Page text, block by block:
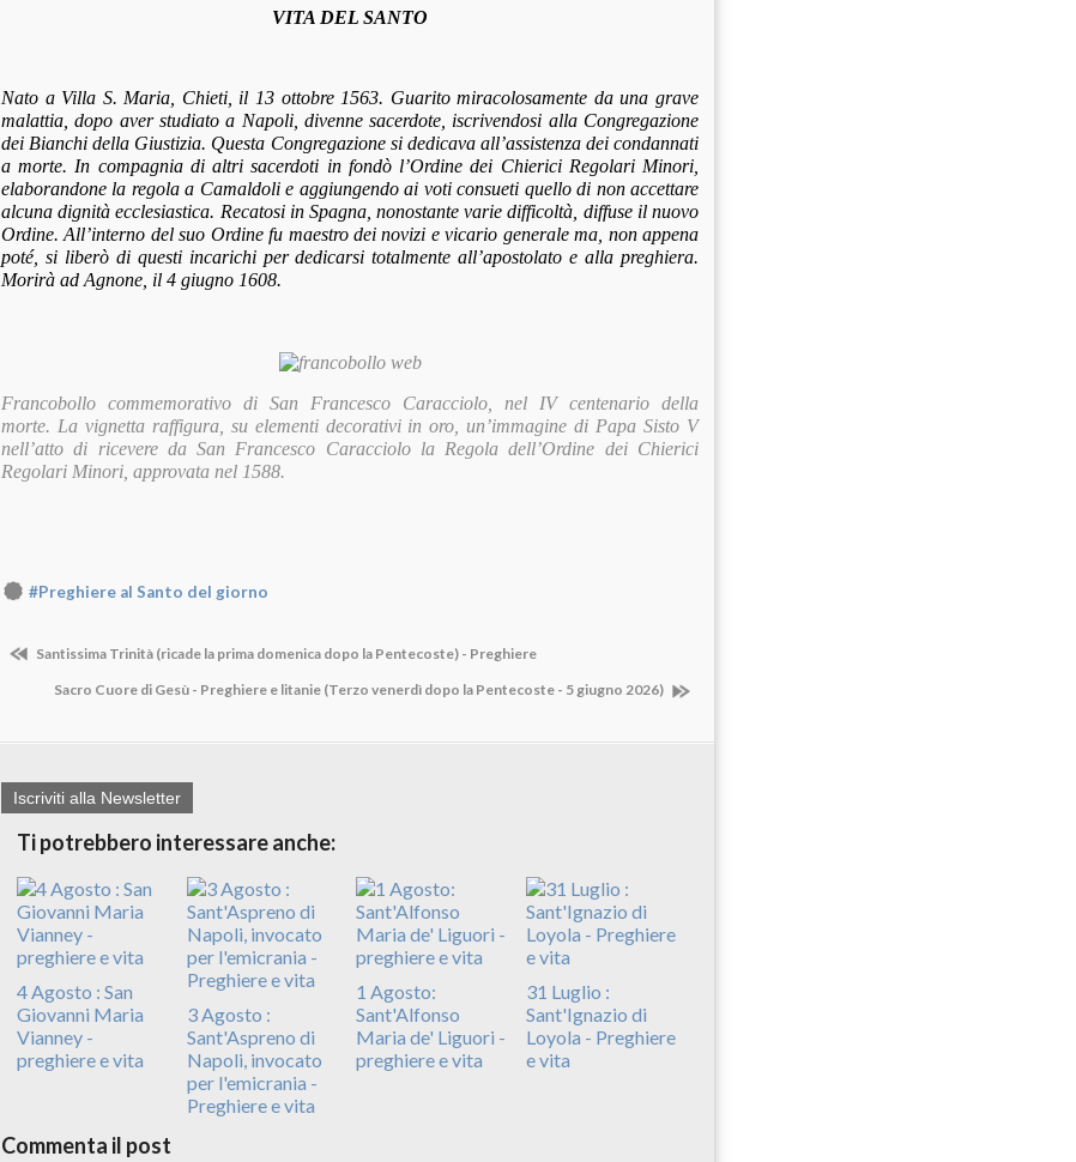
VITA DEL SANTO
Nato a Villa S. Maria, Chieti, il 13 ottobre 1563. Guarito miracolosamente da una grave
malattia, dopo aver studiato a Napoli, divenne sacerdote, iscrivendosi alla Congregazione
dei Bianchi della Giustizia. Questa Congregazione si dedicava all’assistenza dei condannati
a morte. In compagnia di altri sacerdoti in fondò l’Ordine dei Chierici Regolari Minori,
elaborandone la regola a Camaldoli e aggiungendo ai voti consueti quello di non accettare
alcuna dignità ecclesiastica. Recatosi in Spagna, nonostante varie difficoltà, diffuse il nuovo
Ordine. All’interno del suo Ordine fu maestro dei novizi e vicario generale ma, non appena
poté, si liberò di questi incarichi per dedicarsi totalmente all’apostolato e alla preghiera.
Morirà ad Agnone, il 4 giugno 1608.
Francobollo commemorativo di San Francesco Caracciolo, nel IV centenario della
morte. La vignetta raffigura, su elementi decorativi in oro, un’immagine di Papa Sisto V
nell’atto di ricevere da San Francesco Caracciolo la Regola dell’Ordine dei Chierici
Regolari Minori, approvata nel 1588.
#Preghiere al Santo del giorno
Santissima Trinità (ricade la prima domenica dopo la Pentecoste) - Preghiere
Sacro Cuore di Gesù - Preghiere e litanie (Terzo venerdì dopo la Pentecoste - 5 giugno 2026)
Iscriviti alla Newsletter
Ti potrebbero interessare anche:
4 Agosto : San
Giovanni Maria
Vianney -
preghiere e vita
3 Agosto :
Sant'Aspreno di
Napoli, invocato
per l'emicrania -
Preghiere e vita
1 Agosto:
Sant'Alfonso
Maria de' Liguori -
preghiere e vita
31 Luglio :
Sant'Ignazio di
Loyola - Preghiere
e vita
Commenta il post